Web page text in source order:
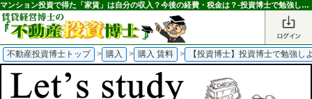
マンション投資で得た「家賃」は自分の収入？今後の経費・税金は？-投資博士で勉強しよう！-｜不動産投資博士
不動産投資博士トップ > 購入 > 購入 賃料 > 【投資博士】投資博士で勉強し